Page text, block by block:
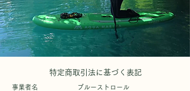
特定商取引法に基づく表記
事業者名 ブルーストロール